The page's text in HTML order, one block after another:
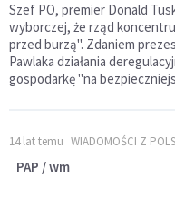
Szef PO, premier Donald
wyborczej, że rząd
przed burzą". Zdaniem
Pawlaka działania
gospodarkę "na
14 lat temu WIADOMOŚCI Z
PAP / wm